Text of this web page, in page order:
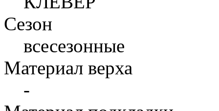
Сезон
всесезонные
Материал верха
-